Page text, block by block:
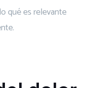
qué es relevante